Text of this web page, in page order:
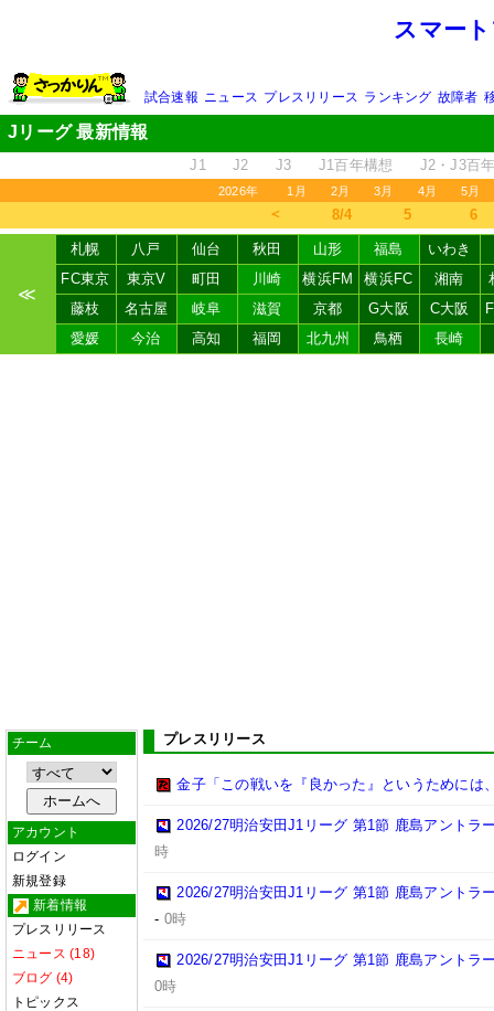
スマー
試合速報 ニュース プレスリリース ランキング 故障者
Jリーグ 最新情報
J1 J2 J3 J1百年構想 J2・J3百
2026年 1月 2月 3月 4月 5月
＜ 8/4 5 6
≪
札幌 八戸 仙台 秋田 山形 福島
いわき
FC東京
東京V 町田 川崎 横浜FM 横浜FC 湘南
藤枝
名古屋 岐阜 滋賀 京都 G大阪 C大阪
愛媛
今治 高知 福岡 北九州 鳥栖 長崎
チーム
アカウント
ログイン
新規登録
新着情報
プレスリリース
ニュース (18)
ブログ (4)
トピックス
プレスリリース
金子「この戦いを『良かった』というためには
2026/27明治安田J1リーグ 第1節 鹿島アントラ
時
2026/27明治安田J1リーグ 第1節 鹿島アントラ
- 0時
2026/27明治安田J1リーグ 第1節 鹿島アントラ
0時